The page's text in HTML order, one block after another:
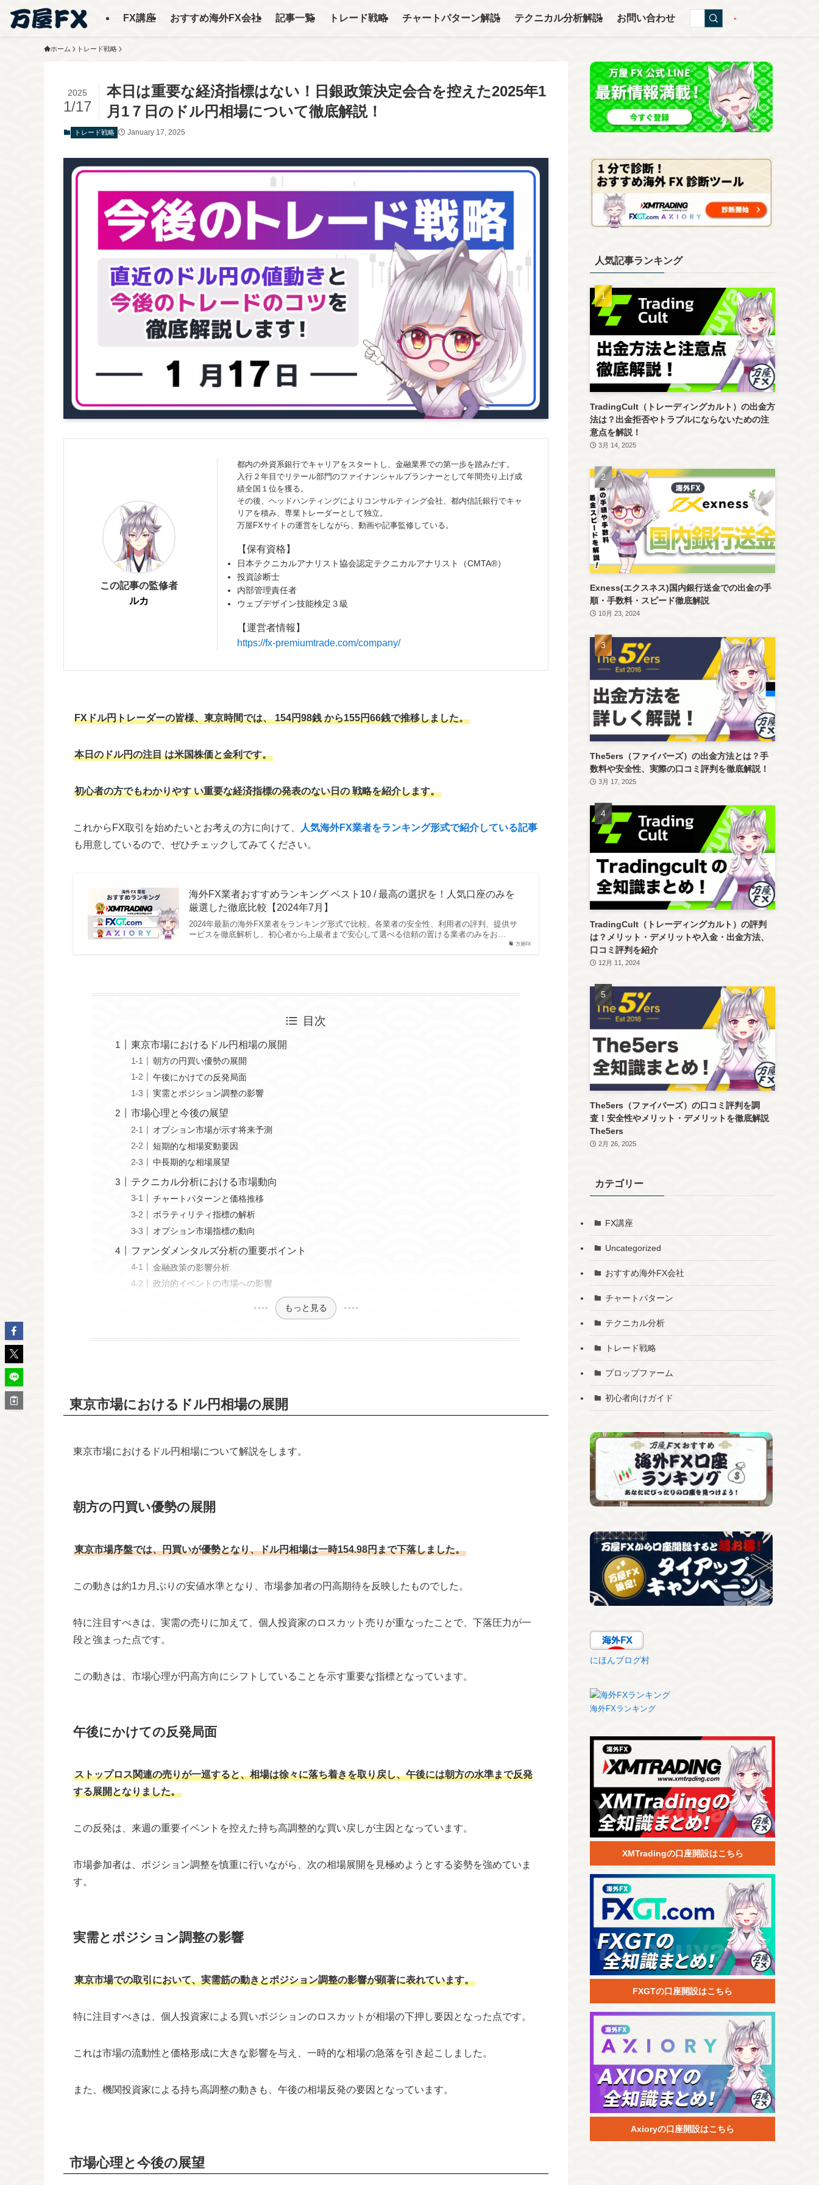
FX講座 おすすめ海外FX会社 記事一覧 トレード戦略 チャートパターン解説 テクニカル分析解説 お問い合わせ
ホーム トレード戦略
本日は重要な経済指標はない！日銀政策決定会合を控えた2025年1
月1７日のドル円相場について徹底解説！
2025
1/17
トレード戦略 January 17, 2025
この記事の監修者
ルカ
都内の外資系銀行でキャリアをスタートし、金融業界での第一歩を踏みだす。
入行２年目でリテール部門のファイナンシャルプランナーとして年間売り上げ成
績全国１位を獲る。
その後、ヘッドハンティングによりコンサルティング会社、都内信託銀行でキャ
リアを積み、専業トレーダーとして独立。
万屋FXサイトの運営をしながら、動画や記事監修している。
【保有資格】
日本テクニカルアナリスト協会認定テクニカルアナリスト（CMTA®）
投資診断士
内部管理責任者
ウェブデザイン技能検定３級
【運営者情報】
https://fx-premiumtrade.com/company/
FXドル円トレーダーの皆様、東京時間では、 154円98銭 から155円66銭で推移しました。
本日のドル円の注目 は米国株価と金利です。
初心者の方でもわかりやす い重要な経済指標の発表のない日の 戦略を紹介します。
これからFX取引を始めたいとお考えの方に向けて、
人気海外FX業者をランキング形式で紹介している記事
も用意しているので、ぜひチェックしてみてください。
万屋FX
海外FX業者おすすめランキング ベスト10 / 最高の選択を！人気口座のみを
厳選した徹底比較【2024年7月】
2024年最新の海外FX業者をランキング形式で比較。各業者の安全性、利用者の評判、提供サ
ービスを徹底解析し、初心者から上級者まで安心して選べる信頼の置ける業者のみをお…
目次
東京市場におけるドル円相場の展開
朝方の円買い優勢の展開
午後にかけての反発局面
実需とポジション調整の影響
市場心理と今後の展望
オプション市場が示す将来予測
短期的な相場変動要因
中長期的な相場展望
テクニカル分析における市場動向
チャートパターンと価格推移
ボラティリティ指標の解析
オプション市場指標の動向
ファンダメンタルズ分析の重要ポイント
金融政策の影響分析
政治的イベントの市場への影響
もっと見る
東京市場におけるドル円相場の展開
東京市場におけるドル円相場について解説をします。
朝方の円買い優勢の展開
東京市場序盤では、円買いが優勢となり、ドル円相場は一時154.98円まで下落しました。
この動きは約1カ月ぶりの安値水準となり、市場参加者の円高期待を反映したものでした。
特に注目すべきは、実需の売りに加えて、個人投資家のロスカット売りが重なったことで、下落圧力が一
段と強まった点です。
この動きは、市場心理が円高方向にシフトしていることを示す重要な指標となっています。
午後にかけての反発局面
ストップロス関連の売りが一巡すると、相場は徐々に落ち着きを取り戻し、午後には朝方の水準まで反発
する展開となりました。
この反発は、来週の重要イベントを控えた持ち高調整的な買い戻しが主因となっています。
市場参加者は、ポジション調整を慎重に行いながら、次の相場展開を見極めようとする姿勢を強めていま
す。
実需とポジション調整の影響
東京市場での取引において、実需筋の動きとポジション調整の影響が顕著に表れています。
特に注目すべきは、個人投資家による買いポジションのロスカットが相場の下押し要因となった点です。
これは市場の流動性と価格形成に大きな影響を与え、一時的な相場の急落を引き起こしました。
また、機関投資家による持ち高調整の動きも、午後の相場反発の要因となっています。
市場心理と今後の展望
人気記事ランキング
TradingCult（トレーディングカルト）の出金方
法は？出金拒否やトラブルにならないための注
意点を解説！
3月 14, 2025
Exness(エクスネス)国内銀行送金での出金の手
順・手数料・スピード徹底解説
10月 23, 2024
The5ers（ファイバーズ）の出金方法とは？手
数料や安全性、実際の口コミ評判を徹底解説！
3月 17, 2025
TradingCult（トレーディングカルト）の評判
は？メリット・デメリットや入金・出金方法、
口コミ評判を紹介
12月 11, 2024
The5ers（ファイバーズ）の口コミ評判を調
査！安全性やメリット・デメリットを徹底解説
The5ers
2月 26, 2025
カテゴリー
FX講座
Uncategorized
おすすめ海外FX会社
チャートパターン
テクニカル分析
トレード戦略
プロップファーム
初心者向けガイド
にほんブログ村
海外FXランキング
XMTradingの口座開設はこちら
FXGTの口座開設はこちら
Axioryの口座開設はこちら